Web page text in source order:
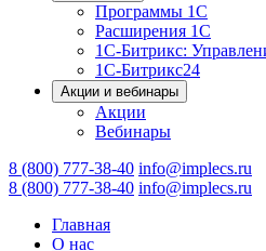
Программы 1С
Расширения 1С
1С-Битрикс:
1С-Битрикс24
Акции и вебинары
Акции
Вебинары
8 (800) 777-38-40 info@implecs.ru
8 (800) 777-38-40 info@implecs.ru
Главная
О нас